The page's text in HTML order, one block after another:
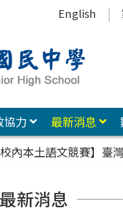
English
協力 最新消息
校內本土語文競賽】臺
最新消息